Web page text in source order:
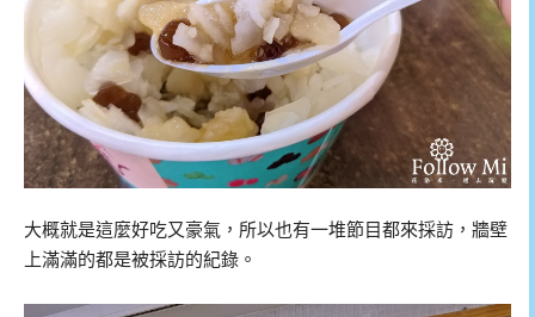
大概就是這麼好吃又豪氣，所以也有一堆節目都來採訪，牆壁
上滿滿的都是被採訪的紀錄。